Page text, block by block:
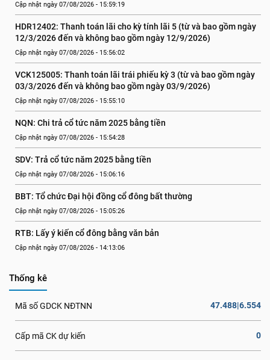
Cập nhật ngày 07/08/2026 - 15:59:19
HDR12402: Thanh toán lãi cho kỳ tính lãi 5 (từ và bao gồm ngày
12/3/2026 đến và không bao gồm ngày 12/9/2026)
Cập nhật ngày 07/08/2026 - 15:56:02
VCK125005: Thanh toán lãi trái phiếu kỳ 3 (từ và bao gồm ngày
03/3/2026 đến và không bao gồm ngày 03/9/2026)
Cập nhật ngày 07/08/2026 - 15:55:10
NQN: Chi trả cổ tức năm 2025 bằng tiền
Cập nhật ngày 07/08/2026 - 15:54:28
SDV: Trả cổ tức năm 2025 bằng tiền
Cập nhật ngày 07/08/2026 - 15:06:16
BBT: Tổ chức Đại hội đồng cổ đông bất thường
Cập nhật ngày 07/08/2026 - 15:05:26
RTB: Lấy ý kiến cổ đông bằng văn bản
Cập nhật ngày 07/08/2026 - 14:13:06
Thống kê
Mã số GDCK NĐTNN 47.488|6.554
Cấp mã CK dự kiến 0